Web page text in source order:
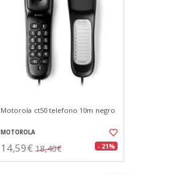
Motorola ct50 telefono 10m negro
MOTOROLA
14,59€ 18,40€ - 21%